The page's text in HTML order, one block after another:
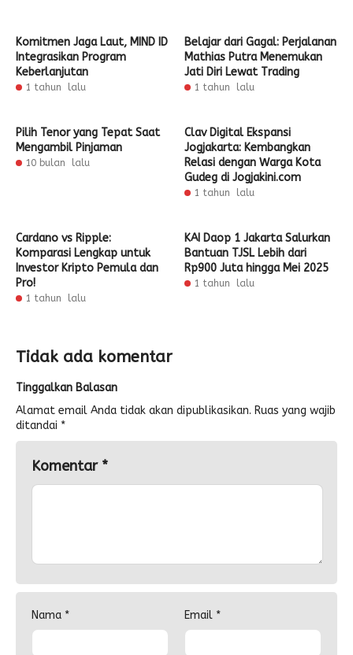
Komitmen Jaga Laut, MIND ID
Integrasikan Program
Keberlanjutan
1 tahun lalu
Belajar dari Gagal: Perjalanan
Mathias Putra Menemukan
Jati Diri Lewat Trading
1 tahun lalu
Pilih Tenor yang Tepat Saat
Mengambil Pinjaman
10 bulan lalu
Clav Digital Ekspansi
Jogjakarta: Kembangkan
Relasi dengan Warga Kota
Gudeg di Jogjakini.com
1 tahun lalu
Cardano vs Ripple:
Komparasi Lengkap untuk
Investor Kripto Pemula dan
Pro!
1 tahun lalu
KAI Daop 1 Jakarta Salurkan
Bantuan TJSL Lebih dari
Rp900 Juta hingga Mei 2025
1 tahun lalu
Tidak ada komentar
Tinggalkan Balasan
Alamat email Anda tidak akan dipublikasikan. Ruas yang wajib
ditandai *
Komentar *
Nama * Email *